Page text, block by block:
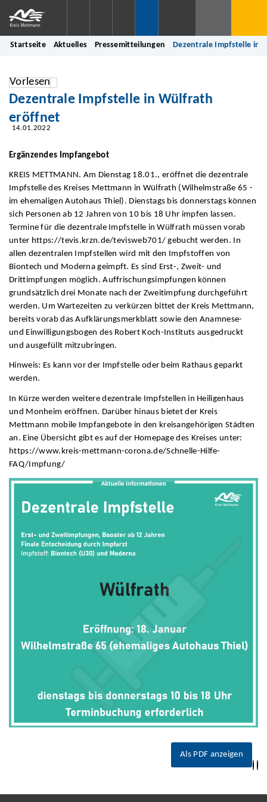
Startseite Aktuelles Pressemitteilungen Dezentrale Impfstelle in
Vorlesen
Dezentrale Impfstelle in Wülfrath
eröffnet
14.01.2022
Ergänzendes Impfangebot
KREIS METTMANN. Am Dienstag 18.01., eröffnet die dezentrale
Impfstelle des Kreises Mettmann in Wülfrath (Wilhelmstraße 65 -
im ehemaligen Autohaus Thiel). Dienstags bis donnerstags können
sich Personen ab 12 Jahren von 10 bis 18 Uhr impfen lassen.
Termine für die dezentrale Impfstelle in Wülfrath müssen vorab
unter https://tevis.krzn.de/tevisweb701/ gebucht werden. In
allen dezentralen Impfstellen wird mit den Impfstoffen von
Biontech und Moderna geimpft. Es sind Erst-, Zweit- und
Drittimpfungen möglich. Auffrischungsimpfungen können
grundsätzlich drei Monate nach der Zweitimpfung durchgeführt
werden. Um Wartezeiten zu verkürzen bittet der Kreis Mettmann,
bereits vorab das Aufklärungsmerkblatt sowie den Anamnese-
und Einwilligungsbogen des Robert Koch-Instituts ausgedruckt
und ausgefüllt mitzubringen.
Hinweis: Es kann vor der Impfstelle oder beim Rathaus geparkt
werden.
In Kürze werden weitere dezentrale Impfstellen in Heiligenhaus
und Monheim eröffnen. Darüber hinaus bietet der Kreis
Mettmann mobile Impfangebote in den kreisangehörigen Städten
an. Eine Übersicht gibt es auf der Homepage des Kreises unter:
https://www.kreis-mettmann-corona.de/Schnelle-Hilfe-
FAQ/Impfung/
Als PDF anzeigen